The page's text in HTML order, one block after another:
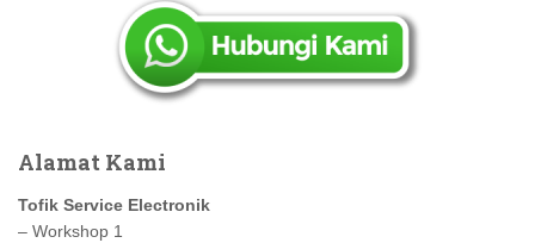
Alamat Kami
Tofik Service Electronik
– Workshop 1